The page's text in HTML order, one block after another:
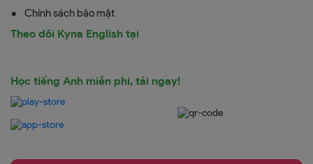
Chính sách bảo mật
Theo dõi Kyna English tại
Học tiếng Anh miễn phí, tải ngay!